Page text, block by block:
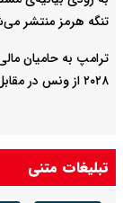
تنگه هرمز منتشر
ترامپ به حامیان
۲۰۲۸ از ونس در مقابل روبیو حمایت کنند
تبلیغات متنی